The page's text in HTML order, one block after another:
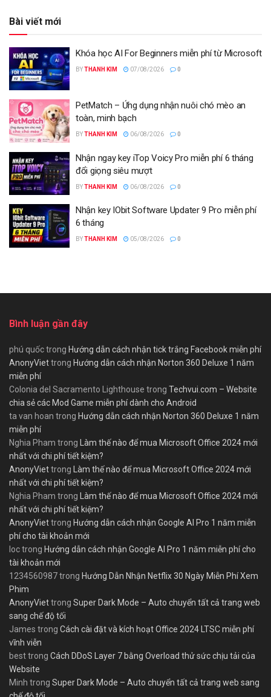
Bài viết mới
Khóa học AI For Beginners miễn phí từ Microsoft
BYTHANH KIM 07/08/2026 0
PetMatch – Ứng dụng nhận nuôi chó mèo an
toàn, minh bạch
BYTHANH KIM 06/08/2026 0
Nhận ngay key iTop Voicy Pro miễn phí 6 tháng
đổi giọng siêu mượt
BYTHANH KIM 06/08/2026 0
Nhận key IObit Software Updater 9 Pro miễn phí
6 tháng
BYTHANH KIM 05/08/2026 0
Bình luận gần đây
phú quốctrong Hướng dẫn cách nhận tick trắng Facebook miễn phí
AnonyViettrong Hướng dẫn cách nhận Norton 360 Deluxe 1 năm
miễn phí
Colonia del Sacramento Lighthouse trong Techvui.com – Website
chia sẻ các Mod Game miễn phí dành cho Android
ta van hoan trong Hướng dẫn cách nhận Norton 360 Deluxe 1 năm
miễn phí
Nghia Pham trong Làm thế nào để mua Microsoft Office 2024 mới
nhất với chi phí tiết kiệm?
AnonyViettrong Làm thế nào để mua Microsoft Office 2024 mới
nhất với chi phí tiết kiệm?
Nghia Pham trong Làm thế nào để mua Microsoft Office 2024 mới
nhất với chi phí tiết kiệm?
AnonyViettrong Hướng dẫn cách nhận Google AI Pro 1 năm miễn
phí cho tài khoản mới
loctrong Hướng dẫn cách nhận Google AI Pro 1 năm miễn phí cho
tài khoản mới
1234560987trong Hướng Dẫn Nhận Netflix 30 Ngày Miễn Phí Xem
Phim
AnonyViettrong Super Dark Mode – Auto chuyển tất cả trang web
sang chế độ tối
James trong Cách cài đặt và kích hoạt Office 2024 LTSC miễn phí
vĩnh viễn
besttrong Cách DDoS Layer 7 bằng Overload thử sức chịu tải của
Website
Minh trong Super Dark Mode – Auto chuyển tất cả trang web sang